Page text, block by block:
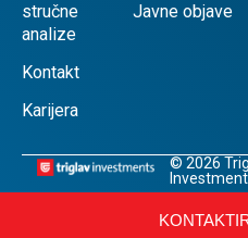
stručne
analize
Kontakt
Karijera
Javne objave
© 2026